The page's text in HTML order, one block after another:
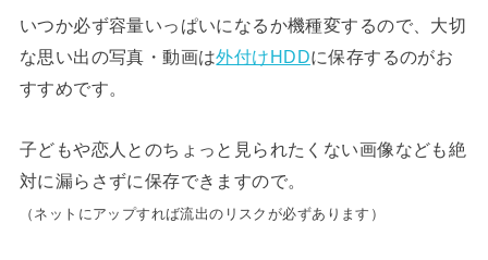
いつか必ず容量いっぱいになるか機種変するので、大切
な思い出の写真・動画は外付けHDDに保存するのがお
すすめです。
子どもや恋人とのちょっと見られたくない画像なども絶
対に漏らさずに保存できますので。
（ネットにアップすれば流出のリスクが必ずあります）